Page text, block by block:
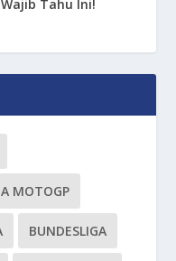
Tahu Ini!
MOTOGP
BUNDESLIGA